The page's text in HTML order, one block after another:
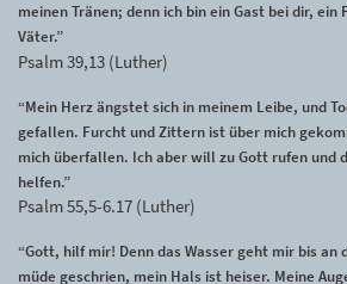
meinen Tränen; denn ich bin ein Gast bei dir,
Väter.”
Psalm 39,13 (Luther)
“Mein Herz ängstet sich in meinem Leibe, und
gefallen. Furcht und Zittern ist über mich
mich überfallen. Ich aber will zu Gott rufen und
helfen.”
Psalm 55,5-6.17 (Luther)
“Gott, hilf mir! Denn das Wasser geht mir bis an
müde geschrien, mein Hals ist heiser. Meine